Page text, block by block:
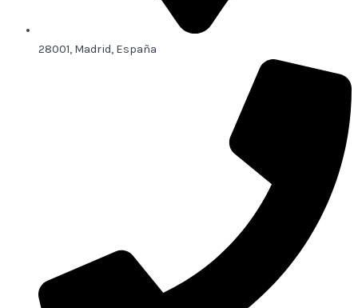
28001, Madrid, España